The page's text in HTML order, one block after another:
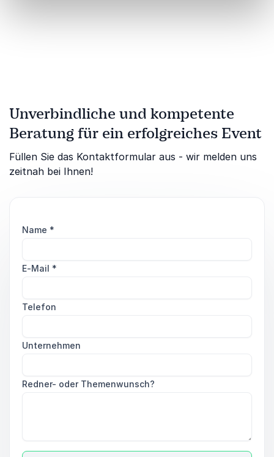
Unverbindliche und kompetente
Beratung für ein erfolgreiches Event
Füllen Sie das Kontaktformular aus - wir melden uns
zeitnah bei Ihnen!
Name *
E-Mail *
Telefon
Unternehmen
Redner- oder Themenwunsch?